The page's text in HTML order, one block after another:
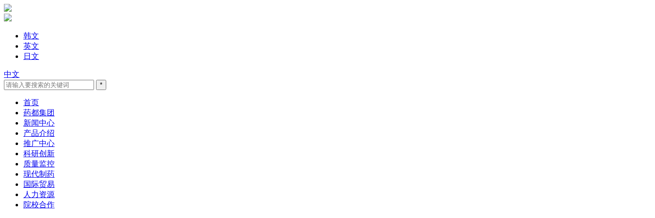
韩文
英文
日文
中文
首页
药都集团
新闻中心
产品介绍
推广中心
科研创新
质量监控
现代制药
国际贸易
人力资源
院校合作